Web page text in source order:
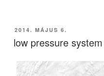
BEKÜLDVE:
2014. MÁJUS 6.
low pressure